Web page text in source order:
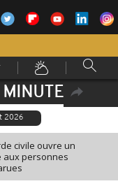
MINUTE
2026
civile ouvre un
aux personnes